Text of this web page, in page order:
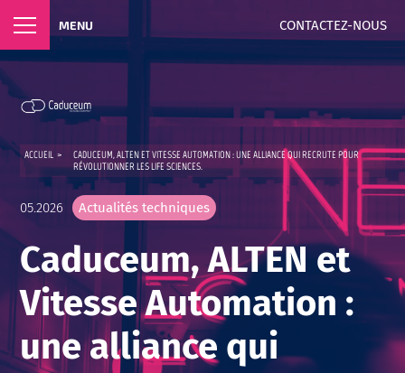
MENU CONTACTEZ-NOUS
ACCUEIL >
CADUCEUM, ALTEN ET VITESSE AUTOMATION : UNE ALLIANCE QUI RECRUTE POUR
RÉVOLUTIONNER LES LIFE SCIENCES.
05.2026 Actualités techniques
Caduceum, ALTEN et
Vitesse Automation :
une alliance qui